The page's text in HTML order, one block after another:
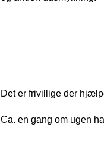
Det er frivillige der
Ca. en gang om ugen